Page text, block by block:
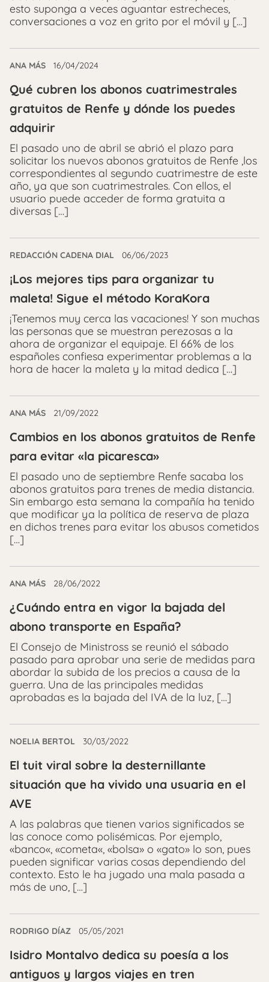
esto suponga a veces aguantar estrecheces,
conversaciones a voz en grito por el móvil y […]
ANA MÁS 16/04/2024
Qué cubren los abonos cuatrimestrales
gratuitos de Renfe y dónde los puedes
adquirir
El pasado uno de abril se abrió el plazo para
solicitar los nuevos abonos gratuitos de Renfe ,los
correspondientes al segundo cuatrimestre de este
año, ya que son cuatrimestrales. Con ellos, el
usuario puede acceder de forma gratuita a
diversas […]
REDACCIÓN CADENA DIAL 06/06/2023
¡Los mejores tips para organizar tu
maleta! Sigue el método KoraKora
¡Tenemos muy cerca las vacaciones! Y son muchas
las personas que se muestran perezosas a la
ahora de organizar el equipaje. El 66% de los
españoles confiesa experimentar problemas a la
hora de hacer la maleta y la mitad dedica […]
ANA MÁS 21/09/2022
Cambios en los abonos gratuitos de Renfe
para evitar «la picaresca»
El pasado uno de septiembre Renfe sacaba los
abonos gratuitos para trenes de media distancia.
Sin embargo esta semana la compañía ha tenido
que modificar ya la política de reserva de plaza
en dichos trenes para evitar los abusos cometidos
[…]
ANA MÁS 28/06/2022
¿Cuándo entra en vigor la bajada del
abono transporte en España?
El Consejo de Ministross se reunió el sábado
pasado para aprobar una serie de medidas para
abordar la subida de los precios a causa de la
guerra. Una de las principales medidas
aprobadas es la bajada del IVA de la luz, […]
NOELIA BERTOL 30/03/2022
El tuit viral sobre la desternillante
situación que ha vivido una usuaria en el
AVE
A las palabras que tienen varios significados se
las conoce como polisémicas. Por ejemplo,
«banco«, «cometa«, «bolsa» o «gato» lo son, pues
pueden significar varias cosas dependiendo del
contexto. Esto le ha jugado una mala pasada a
más de uno, […]
RODRIGO DÍAZ 05/05/2021
Isidro Montalvo dedica su poesía a los
antiguos y largos viajes en tren